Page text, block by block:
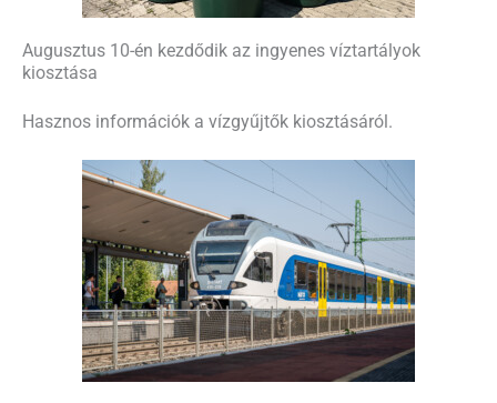
Augusztus 10-én kezdődik az ingyenes víztartályok
kiosztása
Hasznos információk a vízgyűjtők kiosztásáról.